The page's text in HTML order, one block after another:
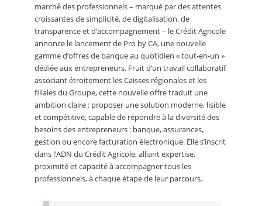
marché des professionnels – marqué par des attentes
croissantes de simplicité, de digitalisation, de
transparence et d’accompagnement – le Crédit Agricole
annonce le lancement de Pro by CA, une nouvelle
gamme d’offres de banque au quotidien « tout-en-un »
dédiée aux entrepreneurs. Fruit d’un travail collaboratif
associant étroitement les Caisses régionales et les
filiales du Groupe, cette nouvelle offre traduit une
ambition claire : proposer une solution moderne, lisible
et compétitive, capable de répondre à la diversité des
besoins des entrepreneurs : banque, assurances,
gestion ou encore facturation électronique. Elle s’inscrit
dans l’ADN du Crédit Agricole, alliant expertise,
proximité et capacité à accompagner tous les
professionnels, à chaque étape de leur parcours.